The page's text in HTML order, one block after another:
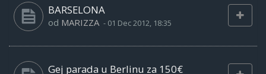
BARSELONA
od MARIZZA - 01 Dec 2012, 18:35
Gej parada u Berlinu za 150€